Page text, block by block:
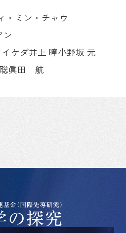
・ミン・チャウ
ン
イケダ井上 瞳小野坂 元
眞田 航